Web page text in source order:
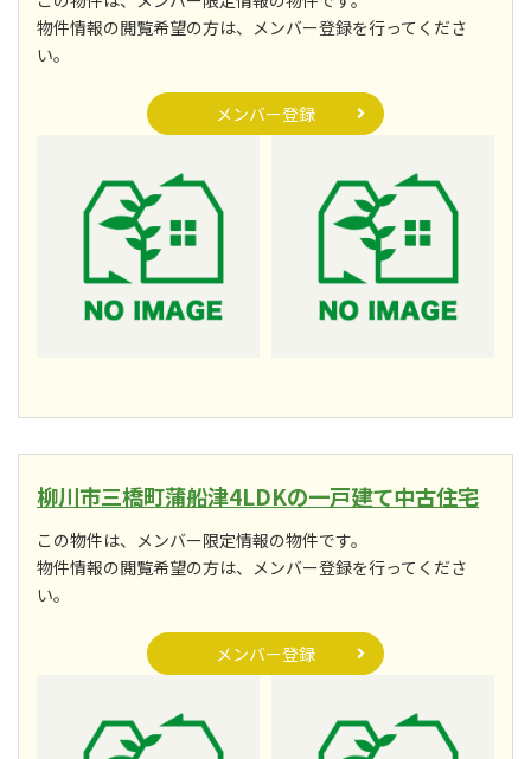
物件情報の閲覧希望の方は、メンバー登録を行ってくださ
い。
メンバー登録
柳川市三橋町蒲船津4LDKの一戸建て中古住宅
この物件は、メンバー限定情報の物件です。
物件情報の閲覧希望の方は、メンバー登録を行ってくださ
い。
メンバー登録